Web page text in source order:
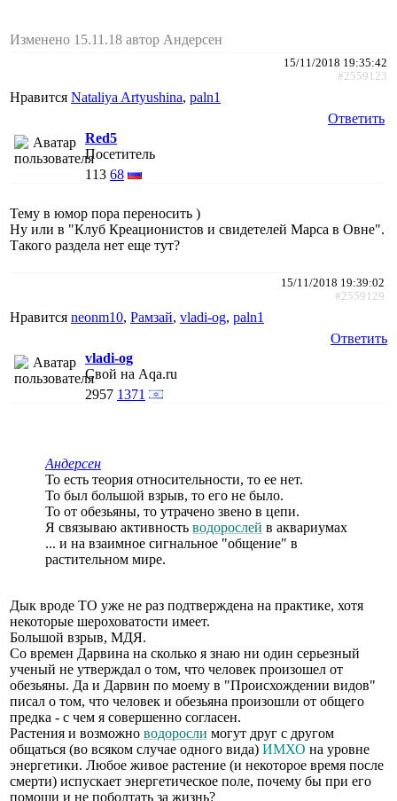
Изменено 15.11.18 автор Андерсен
15/11/2018 19:35:42
#2559123
Нравится Nataliya Artyushina, paln1
Ответить
Red5
Посетитель
113 68
Тему в юмор пора переносить )
Ну или в "Клуб Креационистов и свидетелей Марса в Овне".
Такого раздела нет еще тут?
15/11/2018 19:39:02
#2559129
Нравится neonm10, Рамзай, vladi-og, paln1
Ответить
vladi-og
Свой на Aqa.ru
2957 1371
Андерсен
То есть теория относительности, то ее нет.
То был большой взрыв, то его не было.
То от обезьяны, то утрачено звено в цепи.
Я связываю активность водорослей в аквариумах
... и на взаимное сигнальное "общение" в
растительном мире.
Дык вроде ТО уже не раз подтверждена на практике, хотя
некоторые шероховатости имеет.
Большой взрыв, МДЯ.
Со времен Дарвина на сколько я знаю ни один серьезный
ученый не утверждал о том, что человек произошел от
обезьяны. Да и Дарвин по моему в "Происхождении видов"
писал о том, что человек и обезьяна произошли от общего
предка - с чем я совершенно согласен.
Растения и возможно водоросли могут друг с другом
общаться (во всяком случае одного вида) ИМХО на уровне
энергетики. Любое живое растение (и некоторое время после
смерти) испускает энергетическое поле, почему бы при его
помощи и не поболтать за жизнь?